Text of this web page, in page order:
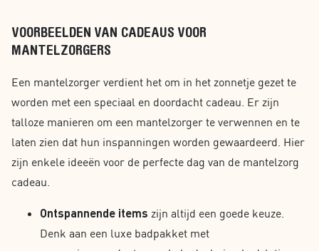
VOORBEELDEN VAN CADEAUS VOOR
MANTELZORGERS
Een mantelzorger verdient het om in het zonnetje gezet te
worden met een speciaal en doordacht cadeau. Er zijn
talloze manieren om een mantelzorger te verwennen en te
laten zien dat hun inspanningen worden gewaardeerd. Hier
zijn enkele ideeën voor de perfecte dag van de mantelzorg
cadeau.
Ontspannende items zijn altijd een goede keuze.
Denk aan een luxe badpakket met